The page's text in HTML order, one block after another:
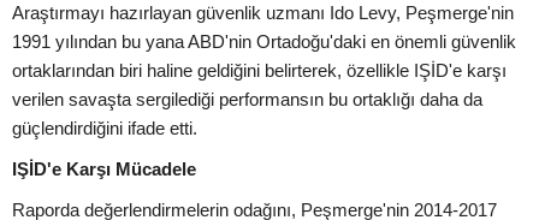
Araştırmayı hazırlayan güvenlik uzmanı Ido Levy, Peşmerge'nin
1991 yılından bu yana ABD'nin Ortadoğu'daki en önemli güvenlik
ortaklarından biri haline geldiğini belirterek, özellikle IŞİD'e karşı
verilen savaşta sergilediği performansın bu ortaklığı daha da
güçlendirdiğini ifade etti.
IŞİD'e Karşı Mücadele
Raporda değerlendirmelerin odağını, Peşmerge'nin 2014-2017